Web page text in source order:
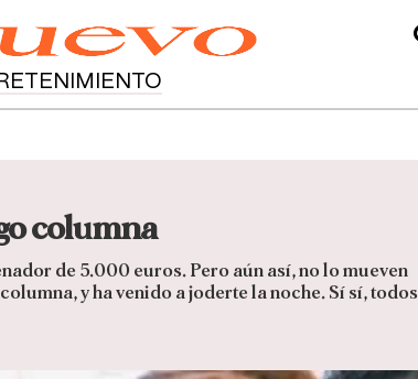
columna
de 5.000 euros. Pero aún así, no lo mueven
y ha venido a joderte la noche. Sí sí, todos